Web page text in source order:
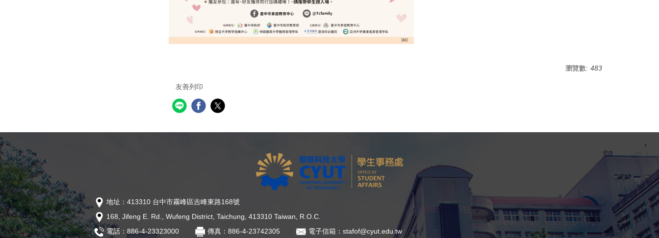
瀏覽數: 483
友善列印
地址：413310 台中市霧峰區吉峰東路168號
168, Jifeng E. Rd., Wufeng District, Taichung, 413310 Taiwan, R.O.C.
電話：886-4-23323000
傳真：886-4-23742305 電子信箱：stafof@cyut.edu.tw